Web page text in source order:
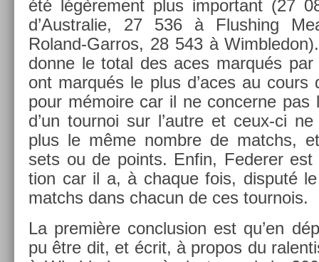
été légère­ment plus im­por­tant (27
d’Australie, 27 536 à Flush­ing
Roland-Garros, 28 543 à
donne le total des aces marqués
ont marqués le plus d’aces au cours
pour mémoire car il ne con­cer­ne pas
d’un tour­noi sur l’autre et ceux-ci
plus le même nombre de matchs,
sets ou de points. Enfin, Feder­er
tion car il a, à chaque fois, dis­puté
matchs dans chacun de ces tour­nois.
La première con­clus­ion est qu’en
pu être dit, et écrit, à pro­pos du